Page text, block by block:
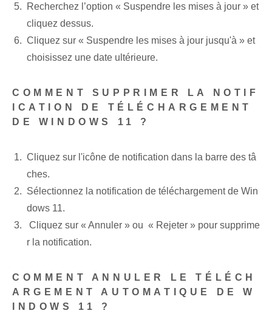
Recherchez l’option « Suspendre les mises à jour » et
cliquez dessus.
Cliquez sur « Suspendre les mises à jour jusqu'à » et
choisissez une date ultérieure.
COMMENT SUPPRIMER LA NOTIF
ICATION DE TÉLÉCHARGEMENT
DE WINDOWS 11 ?
Cliquez sur l'icône de notification dans la barre des tâ
ches.
Sélectionnez la notification de téléchargement de Win
dows 11.
⁣ Cliquez sur « Annuler » ou ⁤ « Rejeter » pour supprime
r la notification.
COMMENT ANNULER LE TÉLÉCH
ARGEMENT AUTOMATIQUE DE W
INDOWS 11 ?